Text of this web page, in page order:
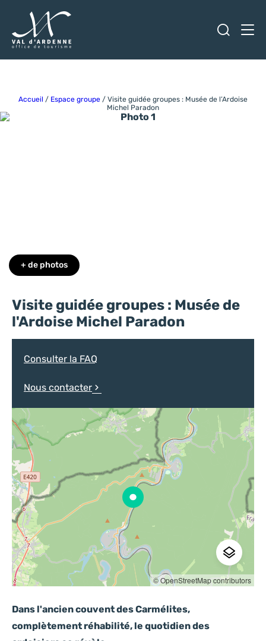
Accueil / Espace groupe / Visite guidée groupes : Musée de l’Ardoise
Michel Paradon
Visite guidée groupes : Musée de
l'Ardoise Michel Paradon
Photo 1
+ de photos
Dans l'ancien couvent des Carmélites,
complètement réhabilité, le quotidien des
Consulter la FAQ
Prénom
Adresse mail*
Téléphone
Société
Quelle est votre demande ?
Nous contacter
© OpenStreetMap contributors